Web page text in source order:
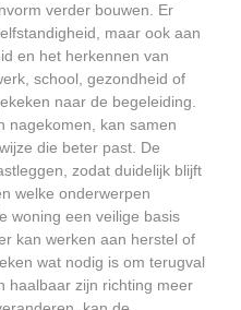
verder bouwen. Er
maar ook aan
en het herkennen van
school, gezondheid of
naar de begeleiding.
nagekomen, kan samen
die beter past. De
zodat duidelijk blijft
welke onderwerpen
woning een veilige basis
kan werken aan herstel of
wat nodig is om terugval
haalbaar zijn richting meer